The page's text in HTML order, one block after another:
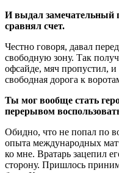
И выдал замечательный
сравнял счет.
Честно говоря, давал
свободную зону. Так
офсайде, мяч пропустил,
свободная дорога к
Ты мог вообще стать
перерывом
Обидно, что не попал по
опыта международных
ко мне. Вратарь зацепил
сторону. Пришлось